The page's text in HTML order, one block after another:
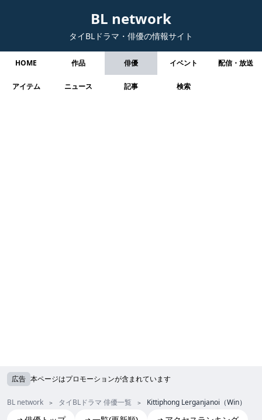
BL network
タイBLドラマ・俳優の情報サイト
HOME 作品 俳優 イベント 配信・放送
アイテム ニュース 記事 検索
広告 本ページはプロモーションが含まれています
BL network タイBLドラマ 俳優一覧 Kittiphong Lerganjanoi（Win）